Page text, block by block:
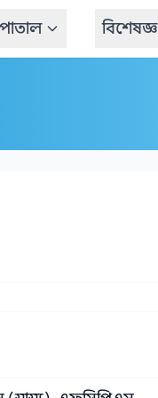
বিশেষজ্ঞ